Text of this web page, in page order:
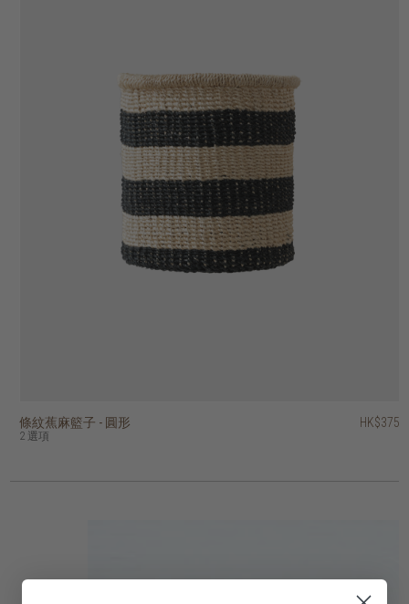
條紋蕉麻籃子 - 圓形
2 選項
HK$375
蕉麻菱形手提籃 HK$645
蕉麻格子編織折疊邊球形籃
3 選項
HK$295
方格條紋蕉麻籃子 - 正方形
2 選項
HK$645
蕉麻格子編織球形籃
4 選項
HK$445
蕉麻混色條紋洗衣籃 - 圓形
2 選項
HK$895
海草編織的開放式扭紋籃
2 選項
HK$395
蕉麻花圓形籃子
4 選項
HK$395
附蓋的蕉麻豎條紋籃子
2 選項
HK$475
帶蓋的蕉麻圓柱形籃子 HK$245